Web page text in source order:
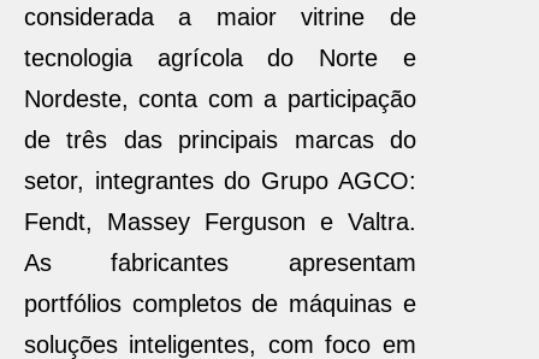
considerada a maior vitrine de
tecnologia agrícola do Norte e
Nordeste, conta com a participação
de três das principais marcas do
setor, integrantes do Grupo AGCO:
Fendt, Massey Ferguson e Valtra.
As fabricantes apresentam
portfólios completos de máquinas e
soluções inteligentes, com foco em